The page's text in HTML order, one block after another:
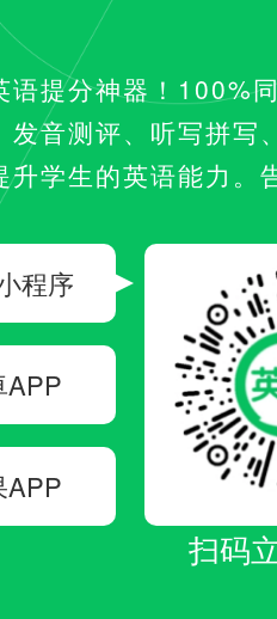
语提分神器！100%
发音测评、听写拼写
升学生的英语能力。
程序
APP
APP
扫码